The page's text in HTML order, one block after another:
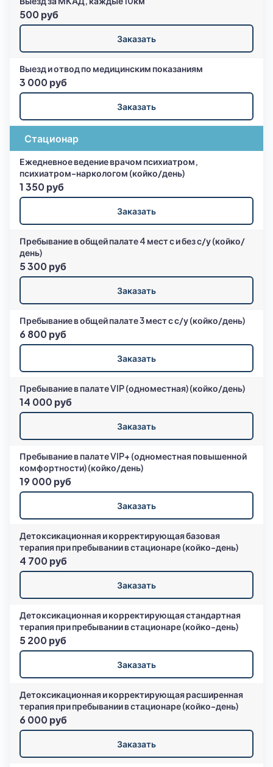
500 руб
Заказать
Выезд и отвод по медицинским показаниям
3 000 руб
Заказать
Стационар
Ежедневное ведение врачом психиатром,
психиатром-наркологом (койко/день)
1 350 руб
Заказать
Пребывание в общей палате 4 мест с и без с/у (койко/
день)
5 300 руб
Заказать
Пребывание в общей палате 3 мест с с/у (койко/день)
6 800 руб
Заказать
Пребывание в палате VIP (одноместная) (койко/день)
14 000 руб
Заказать
Пребывание в палате VIP+ (одноместная повышенной
комфортности) (койко/день)
19 000 руб
Заказать
Детоксикационная и корректирующая базовая
терапия при пребывании в стационаре (койко-день)
4 700 руб
Заказать
Детоксикационная и корректирующая стандартная
терапия при пребывании в стационаре (койко-день)
5 200 руб
Заказать
Детоксикационная и корректирующая расширенная
терапия при пребывании в стационаре (койко-день)
6 000 руб
Заказать